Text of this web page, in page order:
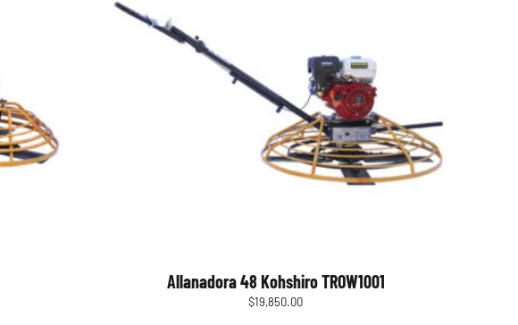
Allanadora 48 Kohshiro TROW1001
$19,850.00